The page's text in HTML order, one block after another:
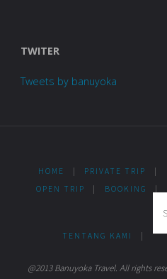
TWITER
Tweets by banuyoka
HOME PRIVATE TRIP
OPEN TRIP
BOOKING
TENTANG KAMI
@2013 Banuyoka Travel. All rights